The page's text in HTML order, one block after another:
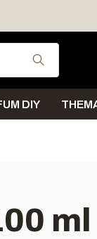
NL en BE
DIY
ml